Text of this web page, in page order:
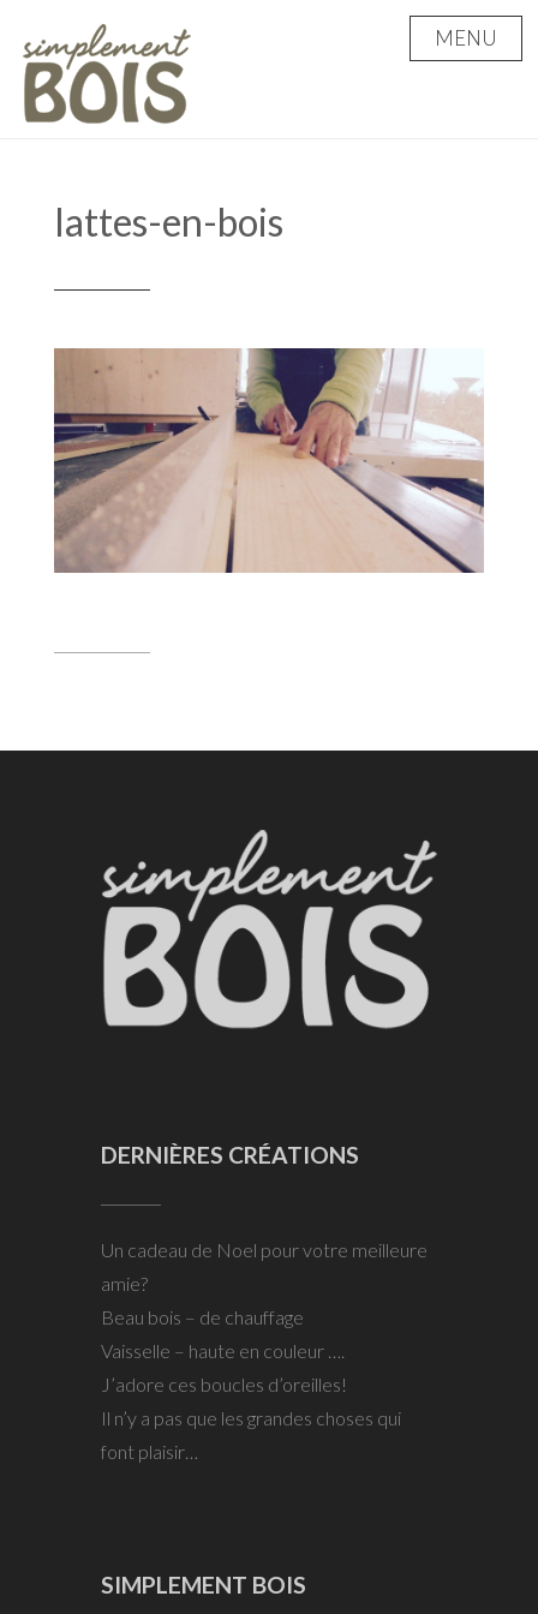
content
MENU
lattes-en-bois
DERNIÈRES CRÉATIONS
Un cadeau de Noel pour votre meilleure
amie?
Beau bois – de chauffage
Vaisselle – haute en couleur ….
J’adore ces boucles d’oreilles!
Il n’y a pas que les grandes choses qui
font plaisir…
SIMPLEMENT BOIS